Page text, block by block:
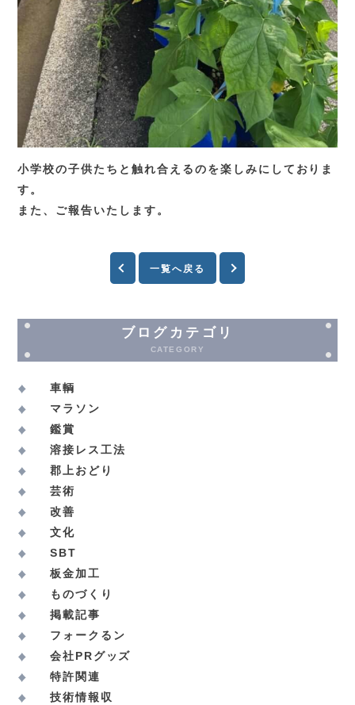
小学校の子供たちと触れ合えるのを楽しみにしておりま
す。
また、ご報告いたします。
一覧へ戻る
ブログカテゴリ
CATEGORY
車輌
マラソン
鑑賞
溶接レス工法
郡上おどり
芸術
改善
文化
SBT
板金加工
ものづくり
掲載記事
フォークるン
会社PRグッズ
特許関連
技術情報収